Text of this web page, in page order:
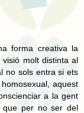
forma creativa la
molt distinta al
no sols entra si ets
aquest
a la gent
que per no ser del